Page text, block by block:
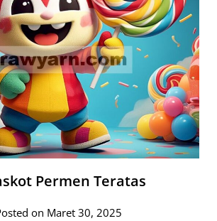
Permen Teratas
on Maret 30, 2025